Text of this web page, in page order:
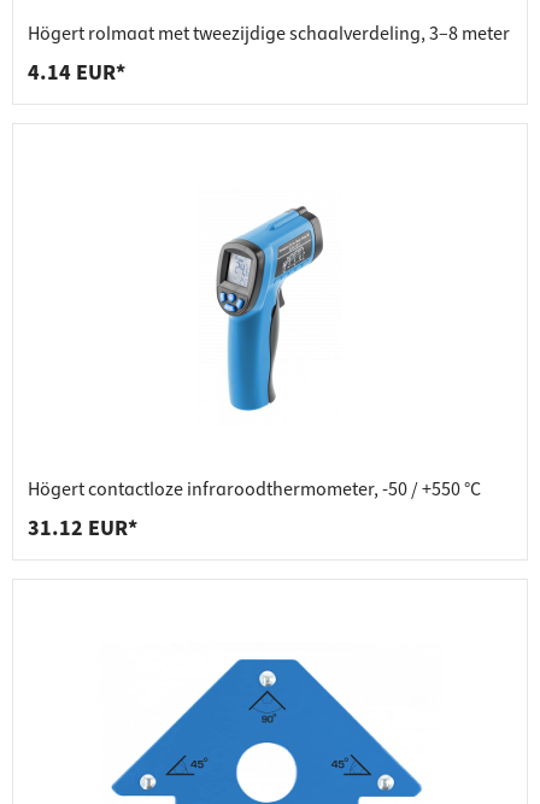
Högert rolmaat met tweezijdige schaalverdeling, 3–8 meter
4.14 EUR*
Högert contactloze infraroodthermometer, -50 / +550 °C
31.12 EUR*